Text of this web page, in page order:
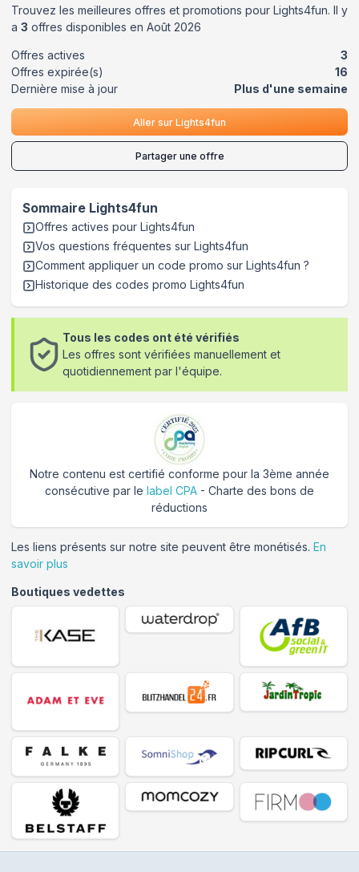
Trouvez les meilleures offres et promotions pour Lights4fun. Il y
a 3 offres disponibles en Août 2026
Offres actives
3
Offres expirée(s)
16
Dernière mise à jour
Plus d'une semaine
Aller sur Lights4fun
Partager une offre
Sommaire Lights4fun
Offres actives pour Lights4fun
Vos questions fréquentes sur Lights4fun
Comment appliquer un code promo sur Lights4fun ?
Historique des codes promo Lights4fun
Tous les codes ont été vérifiés
Les offres sont vérifiées manuellement et
quotidiennement par l'équipe.
Notre contenu est certifié conforme pour la 3ème année
consécutive par le label CPA - Charte des bons de
réductions
Les liens présents sur notre site peuvent être monétisés. En
savoir plus
Boutiques vedettes